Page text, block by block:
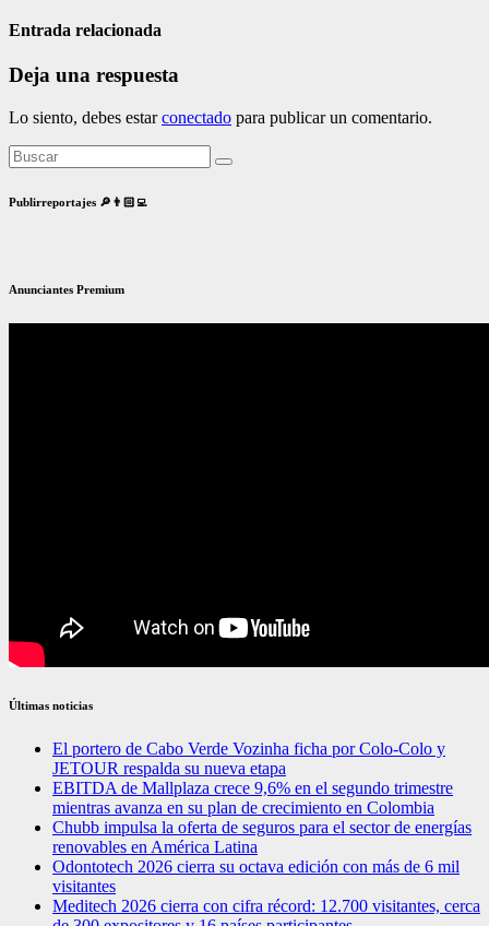
Entrada relacionada
Deja una respuesta
Lo siento, debes estarconectado para publicar un comentario.
Publirreportajes 🔎👨🏻‍💻
Anunciantes Premium
Últimas noticias
El portero de Cabo Verde Vozinha ficha por Colo-Colo y
JETOUR respalda su nueva etapa
EBITDA de Mallplaza crece 9,6% en el segundo trimestre
mientras avanza en su plan de crecimiento en Colombia
Chubb impulsa la oferta de seguros para el sector de energías
renovables en América Latina
Odontotech 2026 cierra su octava edición con más de 6 mil
visitantes
Meditech 2026 cierra con cifra récord: 12.700 visitantes, cerca